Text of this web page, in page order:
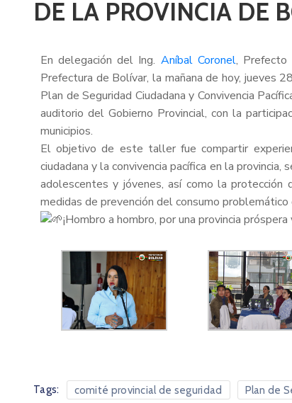
DE LA PROVINCIA DE
En delegación del Ing. Aníbal Coronel, Prefecto
Prefectura de Bolívar, la mañana de hoy, jueves
Plan de Seguridad Ciudadana y Convivencia
auditorio del Gobierno Provincial, con la
municipios.
El objetivo de este taller fue compartir
ciudadana y la convivencia pacífica en la
adolescentes y jóvenes, así como la protección
medidas de prevención del consumo problemático
¡Hombro a hombro, por una provincia próspera
Tags: comité provincial de seguridad Plan de